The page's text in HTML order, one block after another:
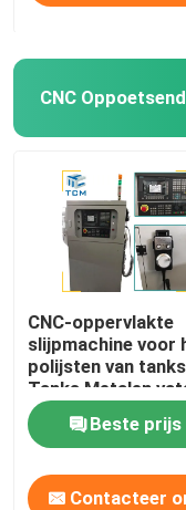
CNC
CNC-oppervlakte
slijpmachine voor
polijsten van tanks
Tanks Metalen
Spiegelspoelen
Beste prijs
Contacteer